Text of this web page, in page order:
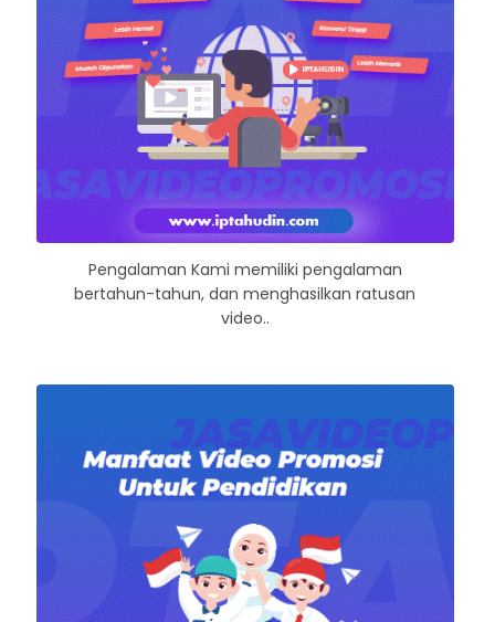
Pengalaman Kami memiliki pengalaman
bertahun-tahun, dan menghasilkan ratusan
video..